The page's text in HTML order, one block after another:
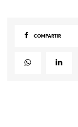
COMPARTIR